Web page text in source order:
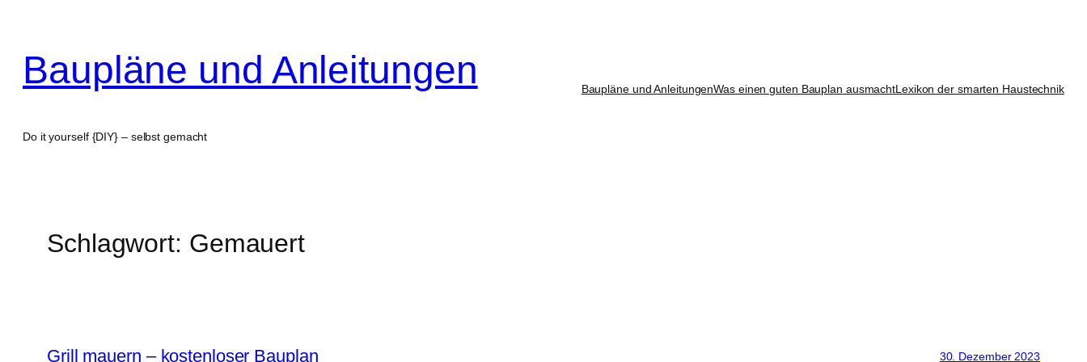
springen
Baupläne und Anleitungen
Do it yourself {DIY} – selbst gemacht
Baupläne und AnleitungenWas einen guten Bauplan ausmachtLexikon der smarten Haustechnik
Schlagwort: Gemauert
Grill mauern – kostenloser Bauplan 30. Dezember 2023